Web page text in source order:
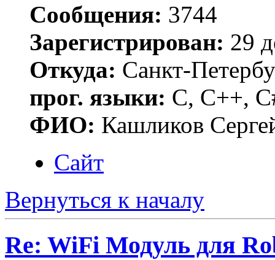
Сообщения: 3744
Зарегистрирован: 29
Откуда: Санкт-
прог. языки: C, C++,
ФИО: Кашликов
Сайт
Вернуться к началу
Re: WiFi Модуль для